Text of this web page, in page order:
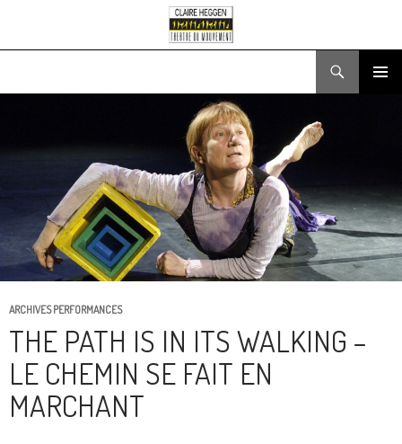
ARCHIVES PERFORMANCES
THE PATH IS IN ITS WALKING –
LE CHEMIN SE FAIT EN
MARCHANT